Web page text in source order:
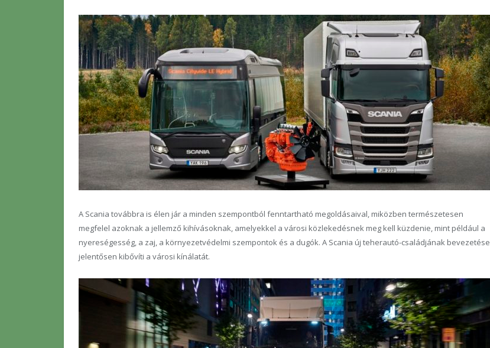
A Scania továbbra is élen jár a minden szempontból fenntartható megoldásaival, miközben természetesen
megfelel azoknak a jellemző kihívásoknak, amelyekkel a városi közlekedésnek meg kell küzdenie, mint például a
nyereségesség, a zaj, a környezetvédelmi szempontok és a dugók. A Scania új teherautó-családjának bevezetése
jelentősen kibővíti a városi kínálatát.